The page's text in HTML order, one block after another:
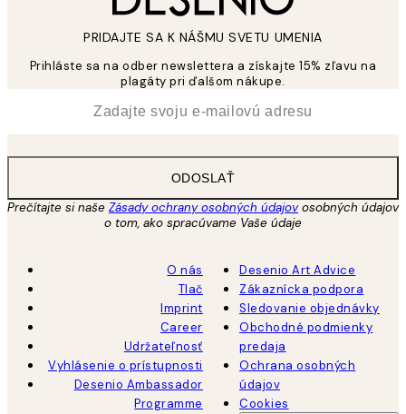
PRIDAJTE SA K NÁŠMU SVETU UMENIA
Prihláste sa na odber newslettera a získajte 15% zľavu na
plagáty pri ďalšom nákupe.
ODOSLAŤ
Prečítajte si naše Zásady ochrany osobných údajovosobných údajov
o tom, ako spracúvame Vaše údaje
O nás
Tlač
Imprint
Career
Udržateľnosť
Vyhlásenie o prístupnosti
Desenio Ambassador
Programme
Desenio Art Advice
Zákaznícka podpora
Sledovanie objednávky
Obchodné podmienky
predaja
Ochrana osobných
údajov
Cookies